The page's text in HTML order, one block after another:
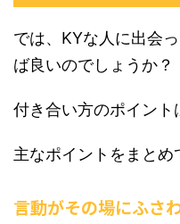
では、KYな人に出会
ば良いのでしょうか？
付き合い方のポイント
主なポイントをまとめ
言動がその場にふさ